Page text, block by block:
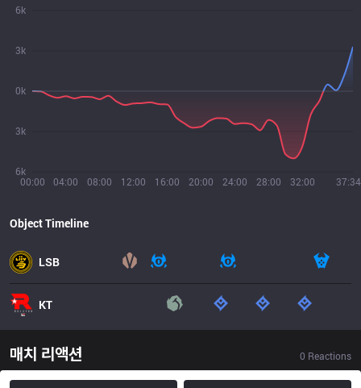
00:00 04:00 08:00 12:00 16:00 20:00 24:00 28:00 32:00 37:34
6k
3k
0k
3k
6k
Object Timeline
LSB
KT
매치 리액션 0 Reactions